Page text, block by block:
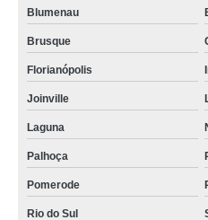
Blumenau
Brusque
Florianópolis
Joinville
Laguna
Palhoça
Pomerode
Rio do Sul